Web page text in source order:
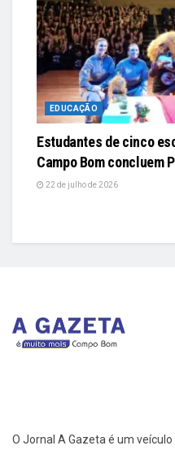
EDUCAÇÃO
Estudantes de cinco
Campo Bom concluem
22 de julho de 2026
O Jornal A Gazeta é um